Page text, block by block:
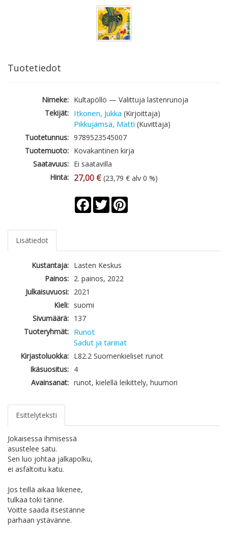
Tuotetiedot
Nimeke: Kultapöllö — Valittuja lastenrunoja
Tekijät: Itkonen, Jukka (Kirjoittaja)
Pikkujämsä, Matti (Kuvittaja)
Tuotetunnus: 9789523545007
Tuotemuoto: Kovakantinen kirja
Saatavuus: Ei saatavilla
Hinta: 27,00 € (23,79 € alv 0 %)
Facebook
Twitter
Lisätiedot
Kustantaja: Lasten Keskus
Painos: 2. painos, 2022
Julkaisuvuosi: 2021
Kieli: suomi
Sivumäärä: 137
Tuoteryhmät: Runot
Sadut ja tarinat
Kirjastoluokka: L82.2 Suomenkieliset runot
Ikäsuositus: 4
Avainsanat: runot, kielellä leikittely, huumori
Esittelyteksti
Jokaisessa ihmisessä
asustelee satu.
Sen luo johtaa jalkapolku,
ei asfaltoitu katu.
Jos teillä aikaa liikenee,
tulkaa toki tänne.
Voitte saada itsestänne
parhaan ystävänne.